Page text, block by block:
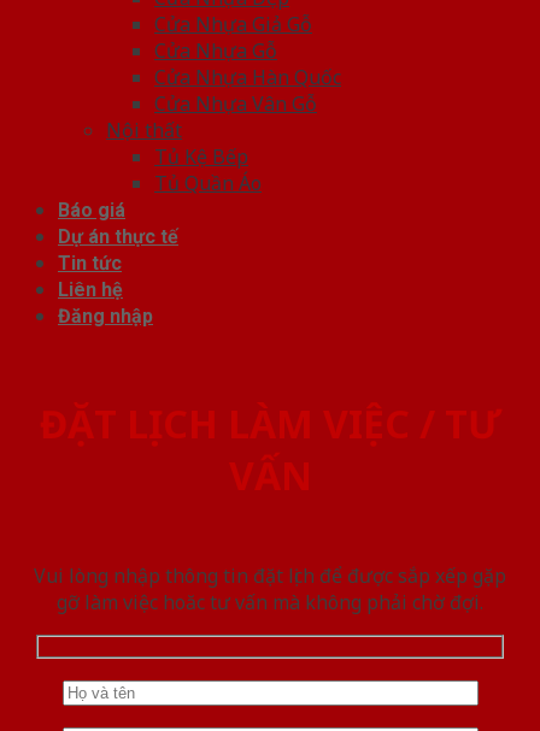
Cửa Nhựa Giả Gỗ
Cửa Nhựa Gỗ
Cửa Nhựa Hàn Quốc
Cửa Nhựa Vân Gỗ
Nội thất
Tủ Kệ Bếp
Tủ Quần Áo
Báo giá
Dự án thực tế
Tin tức
Liên hệ
Đăng nhập
ĐẶT LỊCH LÀM VIỆC / TƯ
VẤN
Vui lòng nhập thông tin đặt lịch để được sắp xếp gặp
gỡ làm việc hoăc tư vấn mà không phải chờ đợi.